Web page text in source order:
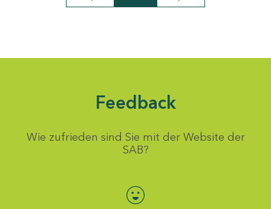
Feedback
Wie zufrieden sind Sie mit der Website der
SAB?
Bewertung auswählen